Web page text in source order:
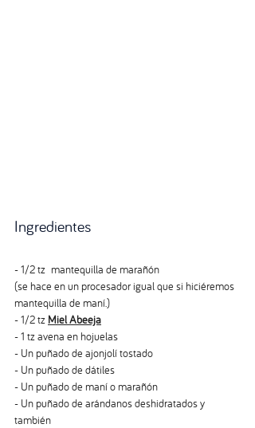
Ingredientes
- 1/2 tz  mantequilla de marañón
(se hace en un procesador igual que si hiciéremos
mantequilla de maní.)
- 1/2 tz Miel Abeeja
- 1 tz avena en hojuelas
- Un puñado de ajonjolí tostado
- Un puñado de dátiles
- Un puñado de maní o marañón
- Un puñado de arándanos deshidratados y
también